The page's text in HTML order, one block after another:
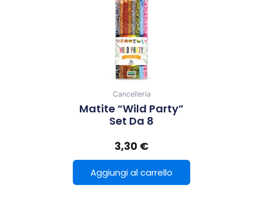
Cancelleria
Matite “Wild Party”
Set Da 8
3,30 €
Aggiungi al carrello